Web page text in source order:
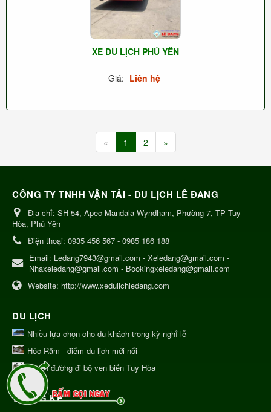
XE DU LỊCH PHÚ YÊN
Giá: Liên hệ
« 1 2 »
CÔNG TY TNHH VẬN TẢI - DU LỊCH LÊ ĐANG
Địa chỉ: SH 54, Apec Mandala Wyndham, Phường 7, TP Tuy
Hòa, Phú Yên
Điện thoại: 0935 456 567 - 0985 186 188
Email: Ledang7943@gmail.com - Xeledang@gmail.com -
Nhaxeledang@gmail.com - Bookingxeledang@gmail.com
Website: http://www.xedulichledang.com
DU LỊCH
Nhiều lựa chọn cho du khách trong kỳ nghỉ lễ
Hóc Răm - điểm du lịch mới nổi
Tuyến đường đi bộ ven biển Tuy Hòa
THỐNG KÊ